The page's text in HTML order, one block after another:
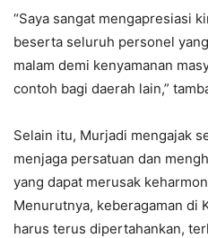
“Saya sangat mengapresiasi
beserta seluruh personel
malam demi kenyamanan
contoh bagi daerah lain,”
Selain itu, Murjadi mengajak
menjaga persatuan dan
yang dapat merusak
Menurutnya, keberagaman di
harus terus dipertahankan,